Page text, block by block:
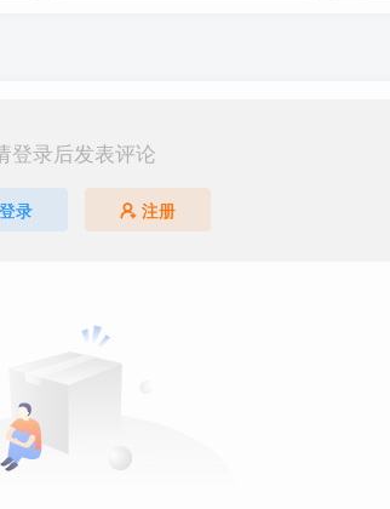
登录后发表评论
登录 注册